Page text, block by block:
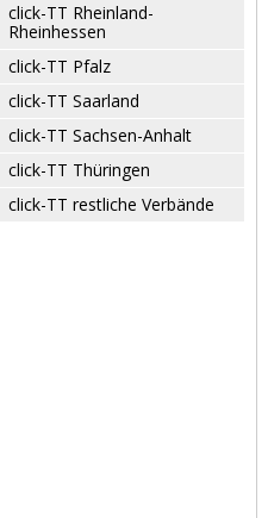
click-TT Rheinland-
Rheinhessen
click-TT Pfalz
click-TT Saarland
click-TT Sachsen-Anhalt
click-TT Thüringen
click-TT restliche Verbände